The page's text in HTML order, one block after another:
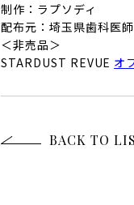
制作：ラプソディ
配布元：埼玉県歯科医
＜非売品＞
STARDUST REVUE オ
BACK TO